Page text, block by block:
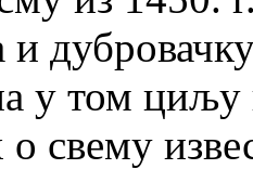
и
у том циљу
о свему